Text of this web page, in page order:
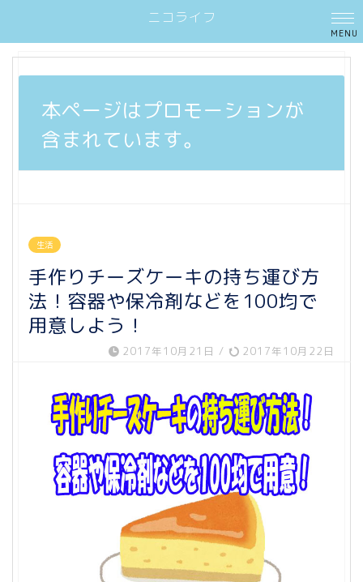
ニコライフ
本ページはプロモーションが
含まれています。
生活
手作りチーズケーキの持ち運び方
法！容器や保冷剤などを100均で
用意しよう！
2017年10月21日 / 2017年10月22日